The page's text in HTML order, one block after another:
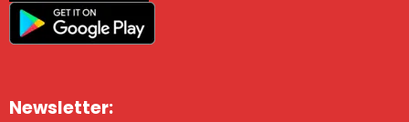
Newsletter: